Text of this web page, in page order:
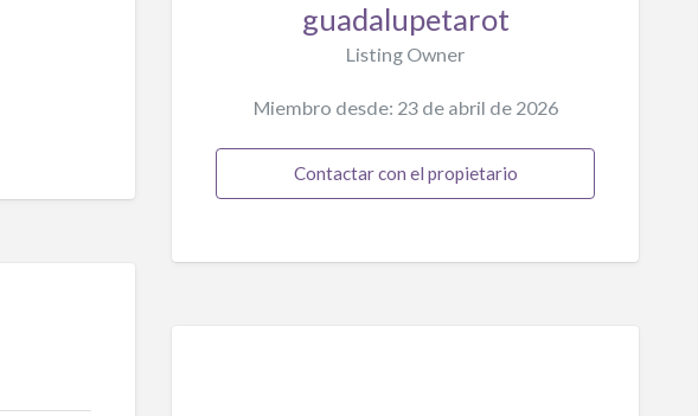
guadalupetarot
Listing Owner
Miembro desde: 23 de abril de 2026
Contactar con el propietario